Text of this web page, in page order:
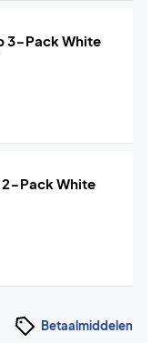
3-Pack White
2-Pack White
Betaalmiddelen